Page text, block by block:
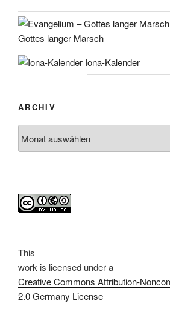
Gottes langer Marsch
Iona-Kalender
ARCHIV
This
work is licensed under a
Creative Commons Attribution-
2.0 Germany License